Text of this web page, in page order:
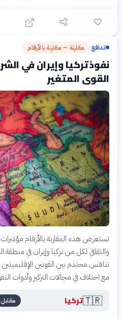
تدافع› مقارنة — مقارنة بالأرقام
نفوذ تركيا وإيران في
القوى المتغير
تستعرض هذه المقارنة بالأرقام
والثقافي لكل من تركيا وإيران في
تنافس محتدم بين القوتين الإقليميتين
مع اختلاف في مجالات التركيز وأدوات
🇹🇷تركيا مقابل